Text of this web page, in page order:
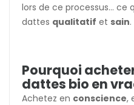
lors de ce processus... ce
dattes qualitatif et sain.
Pourquoi
dattes bio en
Achetez en conscience,